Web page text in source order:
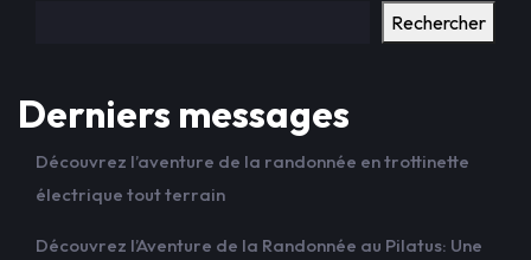
Rechercher
Derniers messages
Découvrez l’aventure de la randonnée en trottinette
électrique tout terrain
Découvrez l’Aventure de la Randonnée au Pilatus: Une